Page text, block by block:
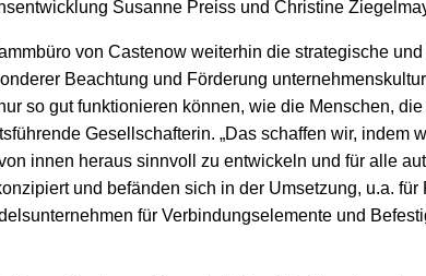
Susanne Preiss und Christine
von Castenow weiterhin die strategische
Beachtung und Förderung
so gut funktionieren können, wie die Menschen,
Gesellschafterin. „Das schaffen wir, indem
innen heraus sinnvoll zu entwickeln und für alle
und befänden sich in der Umsetzung, u.a. für
für Verbindungselemente und